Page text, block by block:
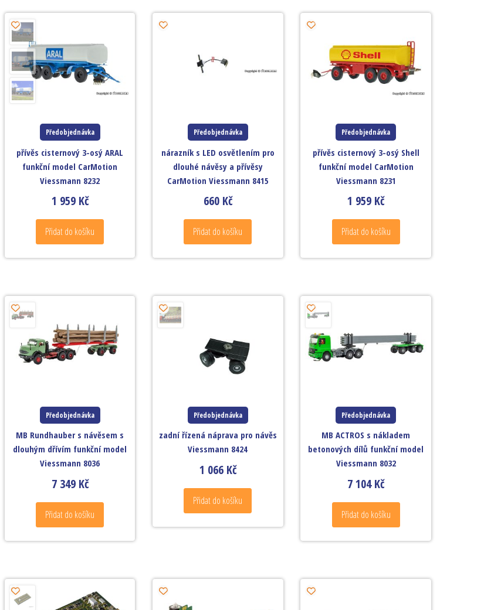
Předobjednávka
přívěs cisternový 3-osý ARAL
funkční model CarMotion
Viessmann 8232
1 959 Kč
Přidat do košíku
Předobjednávka
nárazník s LED osvětlením pro
dlouhé návěsy a přívěsy
CarMotion Viessmann 8415
660 Kč
Přidat do košíku
Předobjednávka
přívěs cisternový 3-osý Shell
funkční model CarMotion
Viessmann 8231
1 959 Kč
Přidat do košíku
Předobjednávka
MB Rundhauber s návěsem s
dlouhým dřívím funkční model
Viessmann 8036
7 349 Kč
Přidat do košíku
Předobjednávka
zadní řízená náprava pro návěs
Viessmann 8424
1 066 Kč
Přidat do košíku
Předobjednávka
MB ACTROS s nákladem
betonových dílů funkční model
Viessmann 8032
7 104Kč
Přidat do košíku